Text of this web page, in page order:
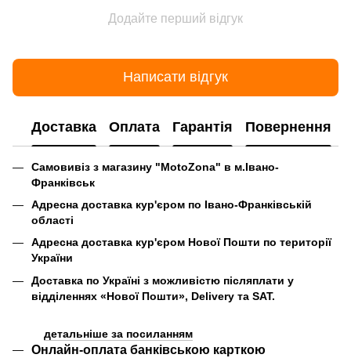
Додайте перший відгук
Написати відгук
Доставка Оплата Гарантія Повернення
Самовивіз з магазину "MotoZona" в м.Івано-
Франківськ
Адресна доставка кур'єром по Івано-Франківській
області
Адресна доставка кур'єром Нової Пошти по території
України
Доставка по Україні з можливістю післяплати у
відділеннях «Нової Пошти», Delivery та SAT.
детальніше за посиланням
Онлайн-оплата банківською карткою